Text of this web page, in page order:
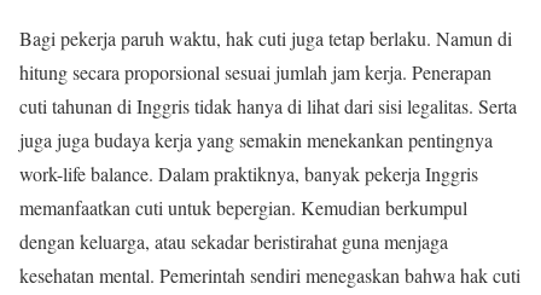
Bagi pekerja paruh waktu, hak cuti juga tetap berlaku. Namun di
hitung secara proporsional sesuai jumlah jam kerja. Penerapan
cuti tahunan di Inggris tidak hanya di lihat dari sisi legalitas. Serta
juga juga budaya kerja yang semakin menekankan pentingnya
work-life balance. Dalam praktiknya, banyak pekerja Inggris
memanfaatkan cuti untuk bepergian. Kemudian berkumpul
dengan keluarga, atau sekadar beristirahat guna menjaga
kesehatan mental. Pemerintah sendiri menegaskan bahwa hak cuti